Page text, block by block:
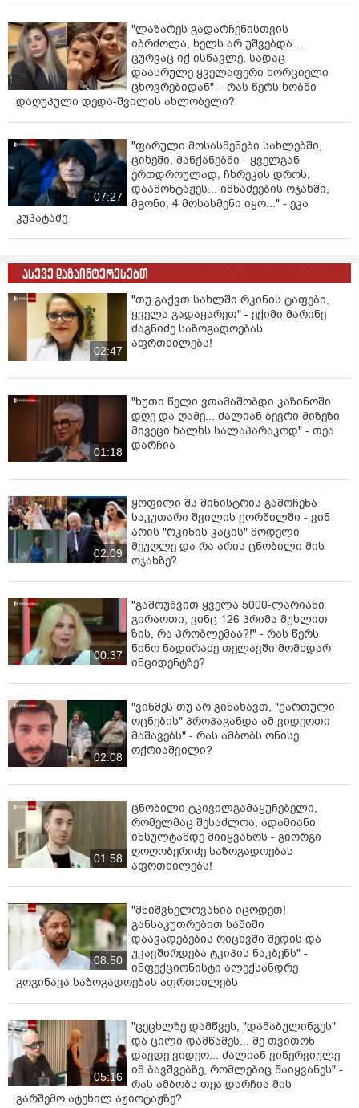
"ლაზარეს გადარჩენისთვის
იბრძოლა, ხელს არ უშვებდა…
ცურვაც იქ ისწავლე, სადაც
დაასრულე ყველაფერი ხორციელი
ცხოვრებიდან" – რას წერს ხობში
დაღუპული დედა-შვილის ახლობელი?
07:27
"ფარული მოსასმენები სახლებში,
ციხეში, მანქანებში - ყველგან
ერთდროულად, ჩხრეკის დროს,
დაამონტაჟეს... იმნაძეების ოჯახში,
მგონი, 4 მოსასმენი იყო..." - ეკა
კუპატაძე
ასევე დაგაინტერესებთ
02:47
"თუ გაქვთ სახლში რკინის ტაფები,
ყველა გადაყარეთ" - ექიმი მარინე
ძაგნიძე საზოგადოებას
აფრთხილებს!
01:18
"ხუთი წელი ვთამაშობდი კაზინოში
დღე და ღამე... ძალიან ბევრი მიზეზი
მივეცი ხალხს სალაპარაკოდ" - თეა
დარჩია
02:09
ყოფილი შს მინისტრის გამოჩენა
საკუთარი შვილის ქორწილში - ვინ
არის "რკინის კაცის" მოდელი
მეუღლე და რა არის ცნობილი მის
ოჯახზე?
00:37
"გამოუშვით ყველა 5000-ლარიანი
გირაოთი, ვინც 126 პრიმა მუხლით
ზის, რა პრობლემაა?!" - რას წერს
ნინო ნადირაძე თელავში მომხდარ
ინციდენტზე?
02:08
"ვინმეს თუ არ გინახავთ, "ქართული
ოცნების" პროპაგანდა ამ ვიდეოთი
მაშავებს" - რას ამბობს ონისე
ოქრიაშვილი?
01:58
ცნობილი ტკივილგამაყუჩებელი,
რომელმაც შესაძლოა, ადამიანი
ინსულტამდე მიიყვანოს - გიორგი
ღოღობერიძე საზოგადოებას
აფრთხილებს!
08:50
"მნიშვნელოვანია იცოდეთ!
განსაკუთრებით საშიში
დაავადებების რიცხვში შედის და
უკავშირდება ტკიპის ნაკბენს" -
ინფექციონისტი ალექსანდრე
გოგინავა საზოგადოებას აფრთხილებს
05:16
"ცეცხლზე დამწვეს, "დამაბულინგეს"
და ცილი დამწამეს... მე თვითონ
დავდე ვიდეო... ძალიან ვინერვიულე
იმ ბავშვებზე, რომლებიც წაიყვანეს" -
რას ამბობს თეა დარჩია მის
გარშემო ატეხილ აჟიოტაჟზე?